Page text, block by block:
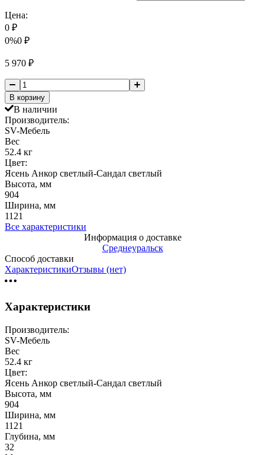
Цена:
0 ₽
0%0 ₽
5 970 ₽
В корзину
В наличии
Производитель:
SV-Мебель
Вес
52.4 кг
Цвет:
Ясень Анкор светлый-Сандал светлый
Высота, мм
904
Ширина, мм
1121
Все характеристики
Информация о доставке
Среднеуральск
Способ доставки
ХарактеристикиОтзывы (нет)
Характеристики
Производитель:
SV-Мебель
Вес
52.4 кг
Цвет:
Ясень Анкор светлый-Сандал светлый
Высота, мм
904
Ширина, мм
1121
Глубина, мм
32